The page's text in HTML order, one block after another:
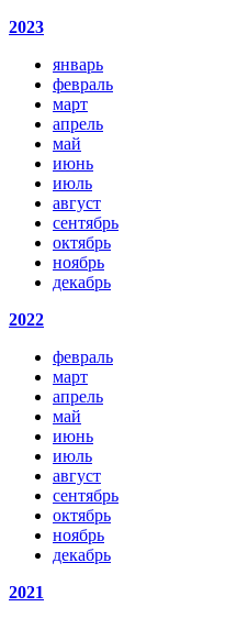
2023
январь
февраль
март
апрель
май
июнь
июль
август
сентябрь
октябрь
ноябрь
декабрь
2022
февраль
март
апрель
май
июнь
июль
август
сентябрь
октябрь
ноябрь
декабрь
2021